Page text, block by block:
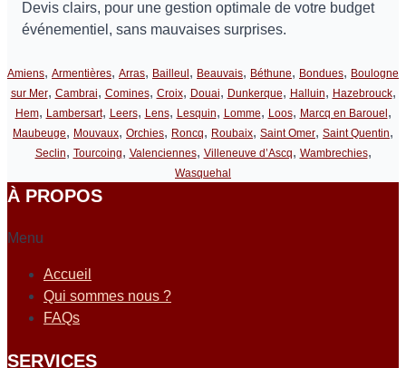
Devis clairs, pour une gestion optimale de votre budget
événementiel, sans mauvaises surprises.
Amiens, Armentières, Arras, Bailleul, Beauvais, Béthune, Bondues, Boulogne
sur Mer, Cambrai, Comines, Croix, Douai, Dunkerque, Halluin, Hazebrouck,
Hem, Lambersart, Leers, Lens, Lesquin, Lomme, Loos, Marcq en Barouel,
Maubeuge, Mouvaux, Orchies, Roncq, Roubaix, Saint Omer, Saint Quentin,
Seclin, Tourcoing, Valenciennes, Villeneuve d’Ascq, Wambrechies,
Wasquehal
À PROPOS
Menu
Accueil
Qui sommes nous ?
FAQs
SERVICES